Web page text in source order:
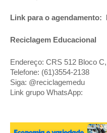
Link para o agendamento:
Reciclagem Educacional
Endereço: CRS 512 Bloco
Telefone: (61)3554-2138
Siga: @reciclagemedu
Link grupo WhatsApp: